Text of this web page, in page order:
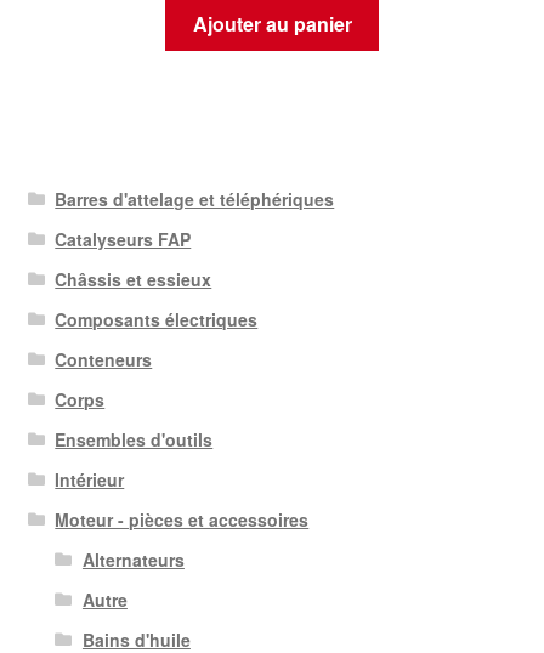
Ajouter au panier
Barres d'attelage et téléphériques
Catalyseurs FAP
Châssis et essieux
Composants électriques
Conteneurs
Corps
Ensembles d'outils
Intérieur
Moteur - pièces et accessoires
Alternateurs
Autre
Bains d'huile